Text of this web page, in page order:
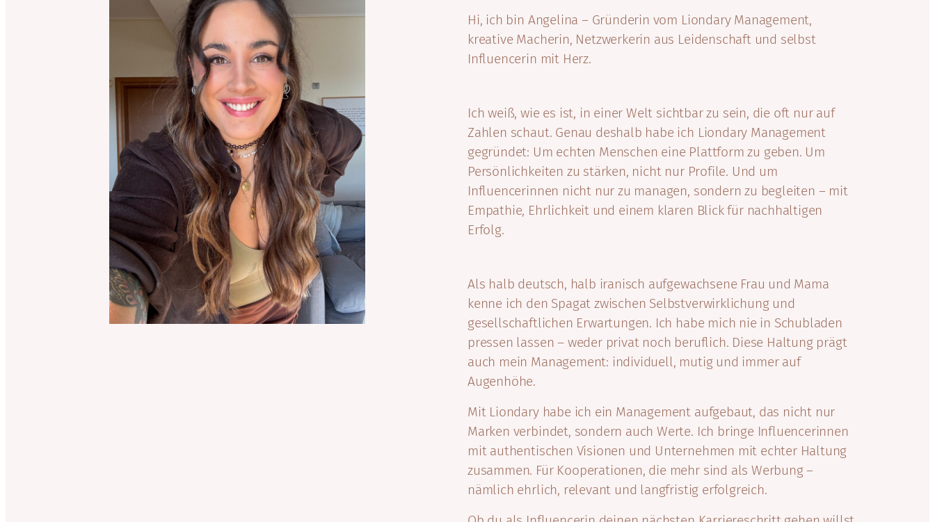
Hi, ich bin Angelina – Gründerin vom Liondary Management,
kreative Macherin, Netzwerkerin aus Leidenschaft und selbst
Influencerin mit Herz.
Ich weiß, wie es ist, in einer Welt sichtbar zu sein, die oft nur auf
Zahlen schaut. Genau deshalb habe ich Liondary Management
gegründet: Um echten Menschen eine Plattform zu geben. Um
Persönlichkeiten zu stärken, nicht nur Profile. Und um
Influencerinnen nicht nur zu managen, sondern zu begleiten – mit
Empathie, Ehrlichkeit und einem klaren Blick für nachhaltigen
Erfolg.
Als halb deutsch, halb iranisch aufgewachsene Frau und Mama
kenne ich den Spagat zwischen Selbstverwirklichung und
gesellschaftlichen Erwartungen. Ich habe mich nie in Schubladen
pressen lassen – weder privat noch beruflich. Diese Haltung prägt
auch mein Management: individuell, mutig und immer auf
Augenhöhe.
Mit Liondary habe ich ein Management aufgebaut, das nicht nur
Marken verbindet, sondern auch Werte. Ich bringe Influencerinnen
mit authentischen Visionen und Unternehmen mit echter Haltung
zusammen. Für Kooperationen, die mehr sind als Werbung –
nämlich ehrlich, relevant und langfristig erfolgreich.